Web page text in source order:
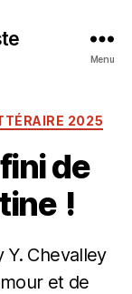
Menu
2025
de
!
Y. Chevalley
et de